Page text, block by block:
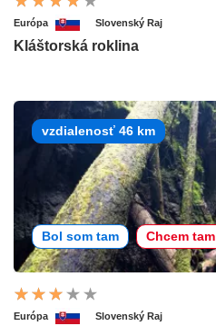
Európa Slovenský Raj
Kláštorská roklina
vzdialenosť 46 km
Bol som tam Chcem tam
Európa Slovenský Raj